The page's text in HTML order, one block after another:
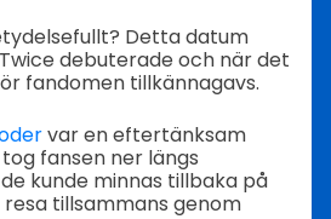
Detta datum
debuterade och när det
fandomen tillkännagavs.
var en eftertänksam
fansen ner längs
kunde minnas tillbaka på
tillsammans genom